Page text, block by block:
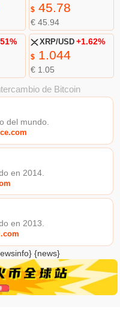
$45.78
€ 45.94
XRP/USD +1.62%
$1.044
€ 1.05
de Bitcoin
del mundo.
en 2014.
en 2013.
{news}